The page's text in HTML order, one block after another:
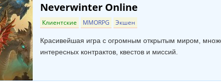
Neverwinter Online
Клиентские MMORPG Экшен
Красивейшая игра с огромным открытым миром,
интересных контрактов, квестов и миссий.